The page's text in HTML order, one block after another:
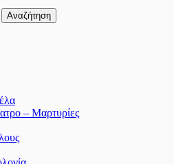
Αναζήτηση
– Μαρτυρίες